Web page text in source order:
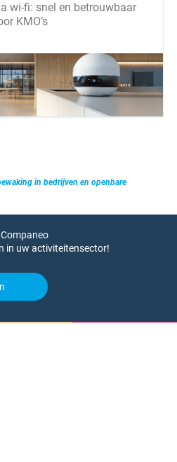
wi-fi: snel en betrouwbaar
KMO’s
in bedrijven en openbare
in uw activiteitensector!